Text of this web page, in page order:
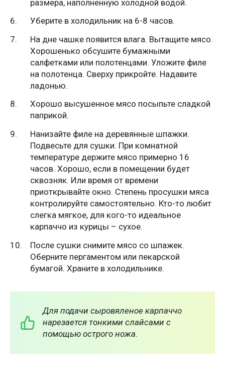
размера, наполненную холодной водой.
Уберите в холодильник на 6-8 часов.
На дне чашке появится влага. Вытащите мясо.
Хорошенько обсушите бумажными
салфетками или полотенцами. Уложите филе
на полотенца. Сверху прикройте. Надавите
ладонью.
Хорошо высушенное мясо посыпьте сладкой
паприкой.
Нанизайте филе на деревянные шпажки.
Подвесьте для сушки. При комнатной
температуре держите мясо примерно 16
часов. Хорошо, если в помещении будет
сквозняк. Или время от времени
приоткрывайте окно. Степень просушки мяса
контролируйте самостоятельно. Кто-то любит
слегка мягкое, для кого-то идеальное
карпаччо из курицы – сухое.
После сушки снимите мясо со шпажек.
Оберните пергаментом или пекарской
бумагой. Храните в холодильнике.
Для подачи сыровяленое карпаччо
нарезается тонкими слайсами с
помощью острого ножа.